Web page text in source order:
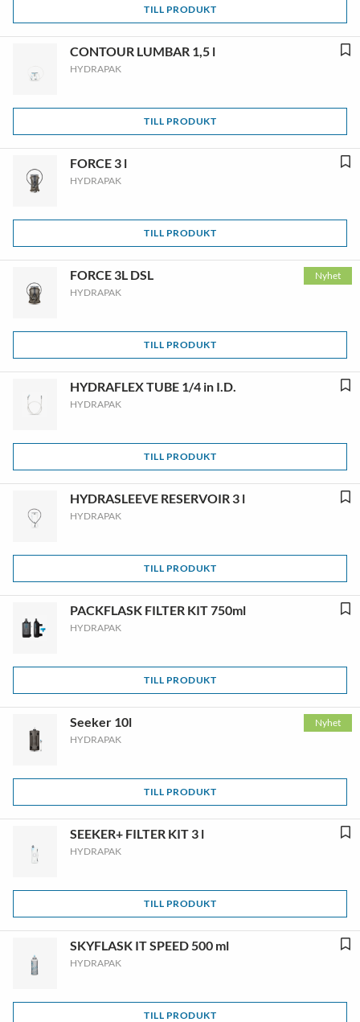
TILL PRODUKT
CONTOUR LUMBAR 1,5 l
HYDRAPAK
TILL PRODUKT
FORCE 3 l
HYDRAPAK
TILL PRODUKT
Nyhet
FORCE 3L DSL
HYDRAPAK
TILL PRODUKT
HYDRAFLEX TUBE 1/4 in I.D.
HYDRAPAK
TILL PRODUKT
HYDRASLEEVE RESERVOIR 3 l
HYDRAPAK
TILL PRODUKT
PACKFLASK FILTER KIT 750ml
HYDRAPAK
TILL PRODUKT
Nyhet
Seeker 10l
HYDRAPAK
TILL PRODUKT
SEEKER+ FILTER KIT 3 l
HYDRAPAK
TILL PRODUKT
SKYFLASK IT SPEED 500 ml
HYDRAPAK
TILL PRODUKT